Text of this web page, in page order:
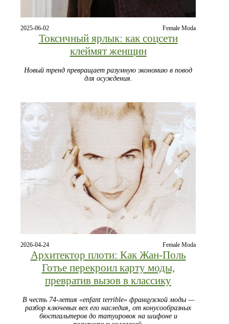
2025-06-02 Female Moda
Токсичный ярлык: как соцсети
клеймят женщин
Новый тренд превращает разумную экономию в повод
для осуждения.
2026-04-24 Female Moda
Архитектор плоти: Как Жан-Поль
Готье перекроил карту моды,
превратив вызов в классику
В честь 74-летия «enfant terrible» французской моды —
разбор ключевых вех его наследия, от конусообразных
бюстгальтеров до татуировок на шифоне и